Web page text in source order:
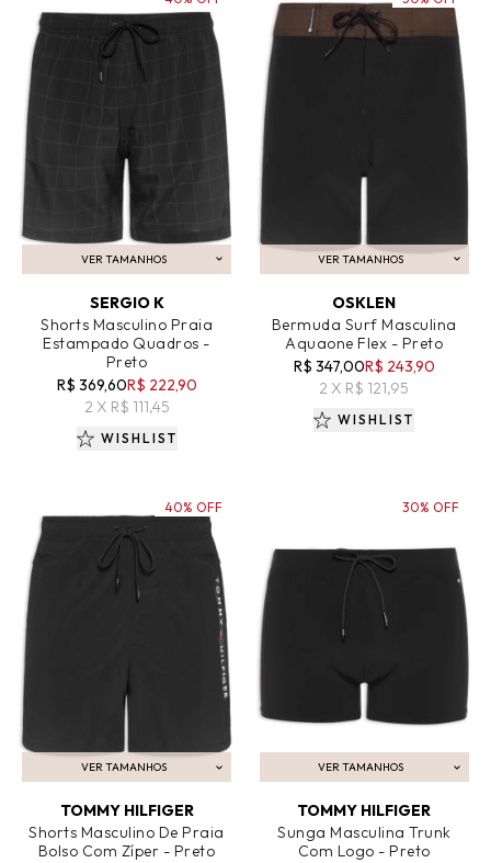
VER TAMANHOS
ADICIONAR AO CARRINHO
SERGIO K
Shorts Masculino Praia
Estampado Quadros -
Preto
R$ 369,60R$ 222,90
2 X R$ 111,45
WISHLIST
VER TAMANHOS
ADICIONAR AO CARRINHO
OSKLEN
Bermuda Surf Masculina
Aquaone Flex - Preto
R$ 347,00R$ 243,90
2 X R$ 121,95
WISHLIST
VER TAMANHOS
ADICIONAR AO CARRINHO
TOMMY HILFIGER
Shorts Masculino De Praia
Bolso Com Zíper - Preto
40% OFF
VER TAMANHOS
ADICIONAR AO CARRINHO
TOMMY HILFIGER
Sunga Masculina Trunk
Com Logo - Preto
30% OFF